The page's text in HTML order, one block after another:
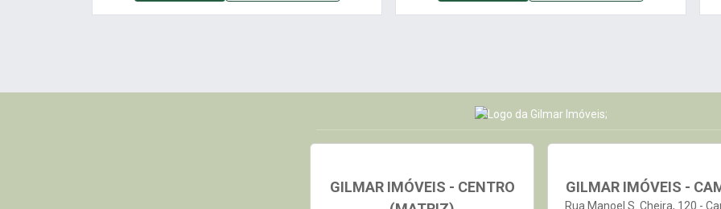
GILMAR IMÓVEIS - CENTRO
GILMAR IMÓVEIS -
Rua Manoel S. Cheira, 120 -